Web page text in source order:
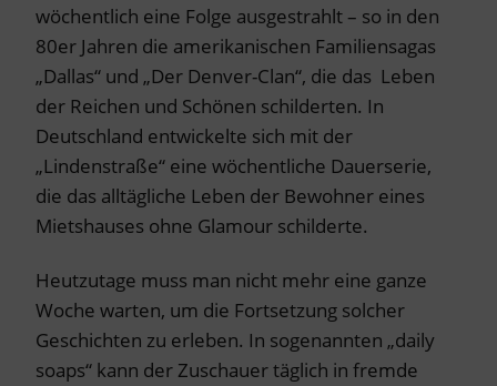
wöchentlich eine Folge ausgestrahlt – so in den
80er Jahren die amerikanischen Familiensagas
„Dallas“ und „Der Denver-Clan“, die das Leben
der Reichen und Schönen schilderten. In
Deutschland entwickelte sich mit der
„Lindenstraße“ eine wöchentliche Dauerserie,
die das alltägliche Leben der Bewohner eines
Mietshauses ohne Glamour schilderte.
Heutzutage muss man nicht mehr eine ganze
Woche warten, um die Fortsetzung solcher
Geschichten zu erleben. In sogenannten „daily
soaps“ kann der Zuschauer täglich in fremde